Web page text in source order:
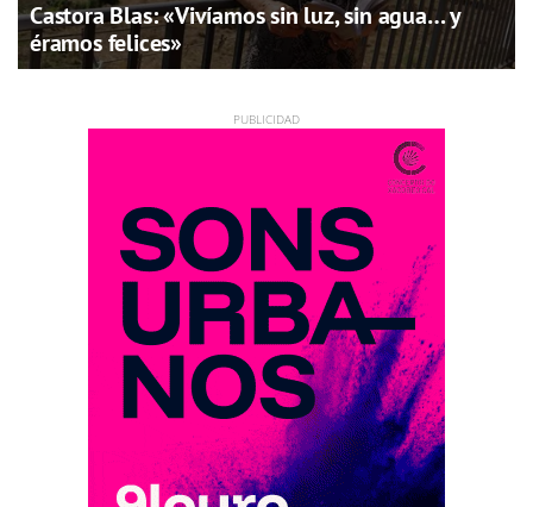
Castora Blas: «Vivíamos sin luz, sin agua… y
éramos felices»